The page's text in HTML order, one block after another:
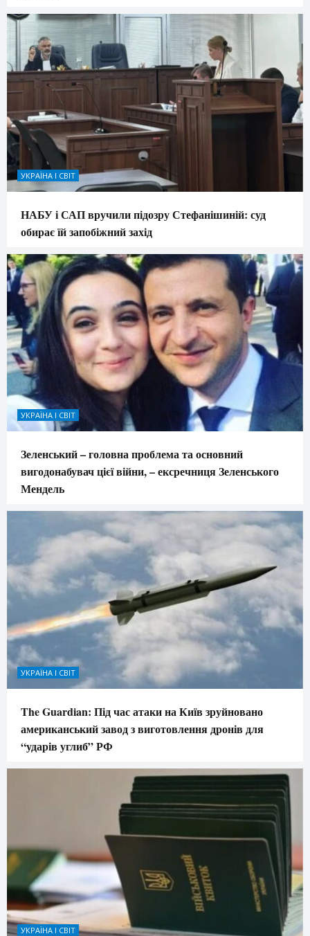
УКРАЇНА І СВІТ
НАБУ і САП вручили підозру Стефанішиній: суд
обирає їй запобіжний захід
УКРАЇНА І СВІТ
Зеленський – головна проблема та основний
вигодонабувач цієї війни, – ексречниця Зеленського
Мендель
УКРАЇНА І СВІТ
The Guardian: Під час атаки на Київ зруйновано
американський завод з виготовлення дронів для
“ударів углиб” РФ
УКРАЇНА І СВІТ